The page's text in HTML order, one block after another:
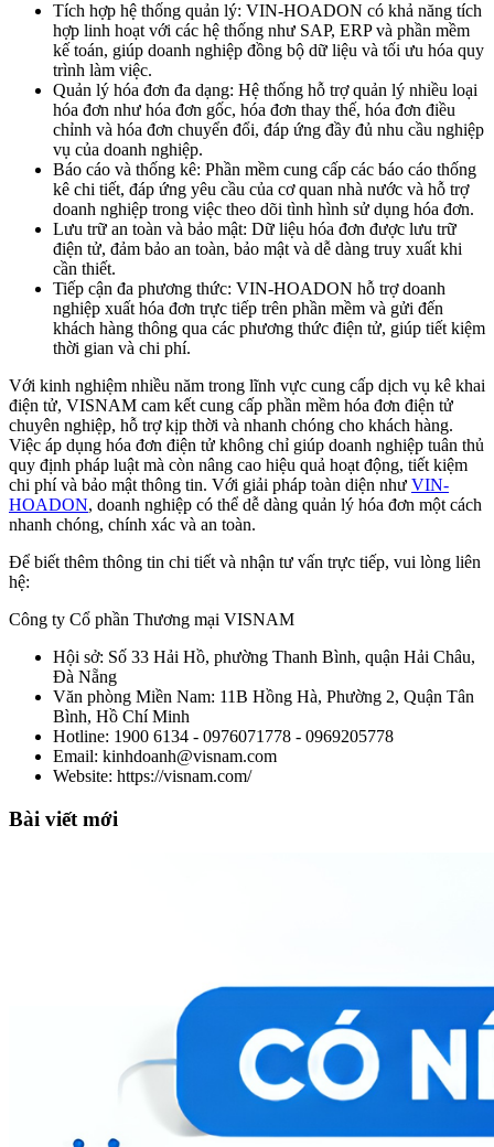
Tích hợp hệ thống quản lý: VIN-HOADON có khả năng tích
hợp linh hoạt với các hệ thống như SAP, ERP và phần mềm
kế toán, giúp doanh nghiệp đồng bộ dữ liệu và tối ưu hóa quy
trình làm việc.
Quản lý hóa đơn đa dạng: Hệ thống hỗ trợ quản lý nhiều loại
hóa đơn như hóa đơn gốc, hóa đơn thay thế, hóa đơn điều
chỉnh và hóa đơn chuyển đổi, đáp ứng đầy đủ nhu cầu nghiệp
vụ của doanh nghiệp.
Báo cáo và thống kê: Phần mềm cung cấp các báo cáo thống
kê chi tiết, đáp ứng yêu cầu của cơ quan nhà nước và hỗ trợ
doanh nghiệp trong việc theo dõi tình hình sử dụng hóa đơn.
Lưu trữ an toàn và bảo mật: Dữ liệu hóa đơn được lưu trữ
điện tử, đảm bảo an toàn, bảo mật và dễ dàng truy xuất khi
cần thiết.
Tiếp cận đa phương thức: VIN-HOADON hỗ trợ doanh
nghiệp xuất hóa đơn trực tiếp trên phần mềm và gửi đến
khách hàng thông qua các phương thức điện tử, giúp tiết kiệm
thời gian và chi phí.
Với kinh nghiệm nhiều năm trong lĩnh vực cung cấp dịch vụ kê khai
điện tử, VISNAM cam kết cung cấp phần mềm hóa đơn điện tử
chuyên nghiệp, hỗ trợ kịp thời và nhanh chóng cho khách hàng.
Việc áp dụng hóa đơn điện tử không chỉ giúp doanh nghiệp tuân thủ
quy định pháp luật mà còn nâng cao hiệu quả hoạt động, tiết kiệm
chi phí và bảo mật thông tin. Với giải pháp toàn diện như VIN-
HOADON, doanh nghiệp có thể dễ dàng quản lý hóa đơn một cách
nhanh chóng, chính xác và an toàn.
Để biết thêm thông tin chi tiết và nhận tư vấn trực tiếp, vui lòng liên
hệ:
Công ty Cổ phần Thương mại VISNAM
Hội sở: Số 33 Hải Hồ, phường Thanh Bình, quận Hải Châu,
Đà Nẵng
Văn phòng Miền Nam: 11B Hồng Hà, Phường 2, Quận Tân
Bình, Hồ Chí Minh
Hotline: 1900 6134 - 0976071778 - 0969205778
Email: kinhdoanh@visnam.com
Website: https://visnam.com/
Bài viết mới